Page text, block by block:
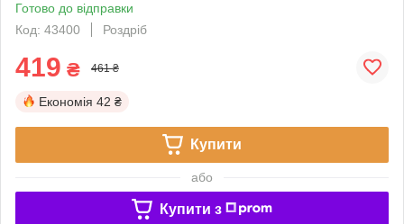
Готово до відправки
Код: 43400
Роздріб
419 ₴ 461 ₴
Економія 42 ₴
Купити
або
Купити з